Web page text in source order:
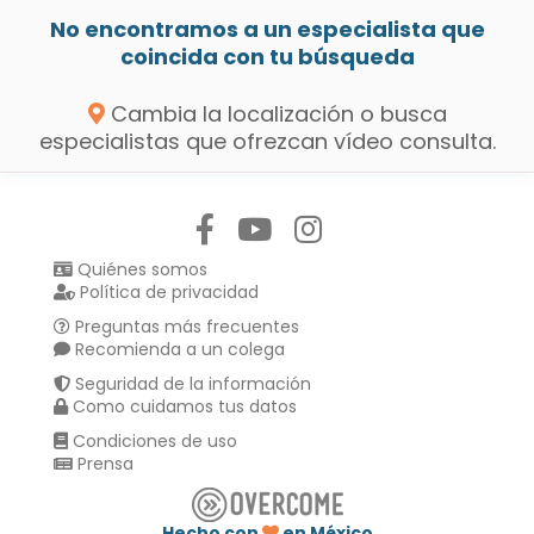
No encontramos a un especialista que
coincida con tu búsqueda
Cambia la localización o busca
especialistas que ofrezcan vídeo consulta.
Quiénes somos
Política de privacidad
Preguntas más frecuentes
Recomienda a un colega
Seguridad de la información
Como cuidamos tus datos
Condiciones de uso
Prensa